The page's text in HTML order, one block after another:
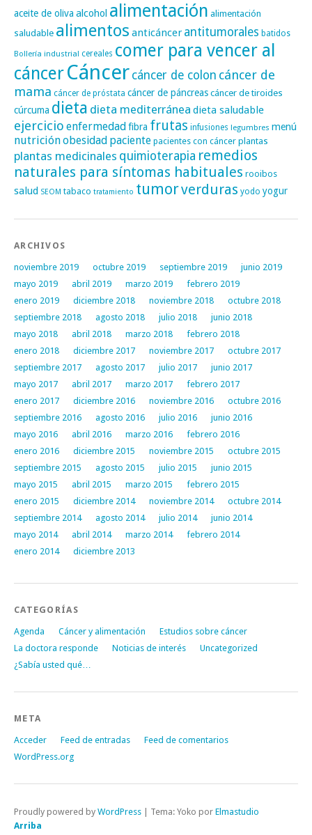
aceite de oliva alcohol alimentación alimentación
saludable alimentos anticáncer antitumorales batidos
Bollería industrial cereales comer para vencer al
cáncerCáncer cáncer de colon cáncer de
mama cáncer de próstata cáncer de páncreascáncer de tiroides
cúrcuma dieta dieta mediterránea dieta saludable
ejercicio enfermedadfibra frutas infusiones legumbres menú
nutriciónobesidad paciente pacientes con cáncer plantas
plantas medicinales quimioterapia remedios
naturales para síntomas habituales rooibos
salud SEOM tabaco tratamiento tumorverduras yodo yogur
ARCHIVOS
noviembre 2019 octubre 2019 septiembre 2019
junio 2019
mayo 2019
abril 2019 marzo 2019
febrero 2019
enero 2019
diciembre 2018 noviembre 2018
octubre 2018
septiembre 2018
agosto 2018 julio 2018
junio 2018
mayo 2018
abril 2018 marzo 2018
febrero 2018
enero 2018
diciembre 2017 noviembre 2017
octubre 2017
septiembre 2017
agosto 2017 julio 2017
junio 2017
mayo 2017
abril 2017 marzo 2017
febrero 2017
enero 2017
diciembre 2016 noviembre 2016
octubre 2016
septiembre 2016
agosto 2016 julio 2016
junio 2016
mayo 2016
abril 2016 marzo 2016
febrero 2016
enero 2016
diciembre 2015 noviembre 2015
octubre 2015
septiembre 2015
agosto 2015 julio 2015
junio 2015
mayo 2015
abril 2015 marzo 2015
febrero 2015
enero 2015
diciembre 2014 noviembre 2014
octubre 2014
septiembre 2014
agosto 2014 julio 2014
junio 2014
mayo 2014
abril 2014 marzo 2014
febrero 2014
enero 2014
diciembre 2013
CATEGORÍAS
Agenda Cáncer y alimentación
Estudios sobre cáncer
La doctora responde
Noticias de interés
Uncategorized
¿Sabía usted qué…
META
Acceder Feed de entradas
Feed de comentarios
WordPress.org
Proudly powered by WordPress Tema: Yoko por Elmastudio
Arriba